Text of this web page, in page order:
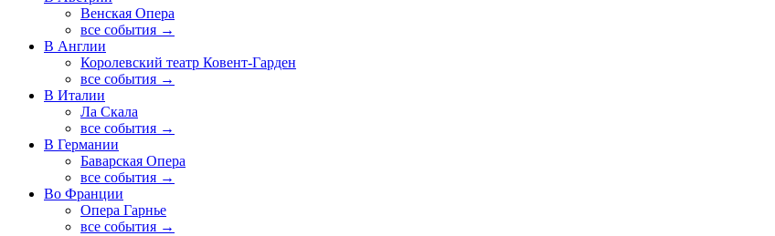
Венская Опера
все события →
В Англии
Королевский театр Ковент-Гарден
все события →
В Италии
Ла Скала
все события →
В Германии
Баварская Опера
все события →
Во Франции
Опера Гарнье
все события →